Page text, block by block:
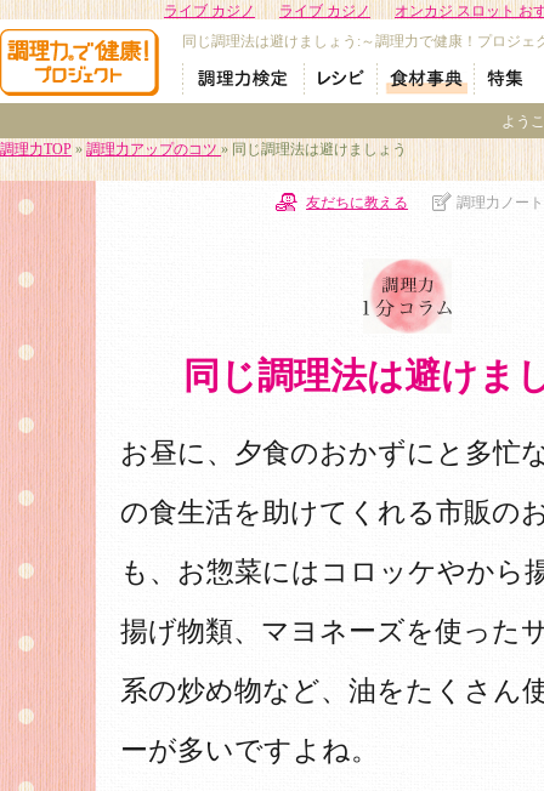
ライブ カジノ ライブ カジノ
オンカジ スロット お
同じ調理法は避けましょう:～調理力で健康！プロジェ
よう
調理力TOP » 調理力アップのコツ» 同じ調理法は避けましょう
友だちに教える 調理力ノー
同じ調理法は避けま
お昼に、夕食のおかずにと多忙
の食生活を助けてくれる市販の
も、お惣菜にはコロッケやから
揚げ物類、マヨネーズを使った
系の炒め物など、油をたくさん
ーが多いですよね。